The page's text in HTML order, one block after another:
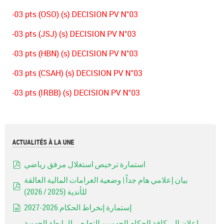
-03 pts (OSO) (s) DECISION PV N°03
-03 pts (JSJ) (s) DECISION PV N°03
-03 pts (HBN) (s) DECISION PV N°03
-03 pts (CSAH) (s) DECISION PV N°03
-03 pts (IRBB) (s) DECISION PV N°03
ACTUALITÉS À LA UNE
استمارة ترخيص استغلال مرفق رياضي
pdf
بيان إعلامي هام جداً | وضعية الغرامات المالية العالقة
للأندية (2025 / 2026)
إستمارة إنخراط الحكام 2026-2027